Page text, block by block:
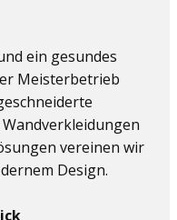
ein gesundes
Meisterbetrieb
vereinen wir
Design.